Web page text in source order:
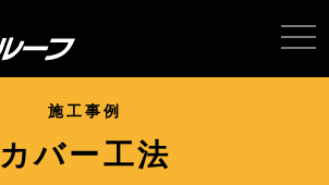
施工事例
カバー工法